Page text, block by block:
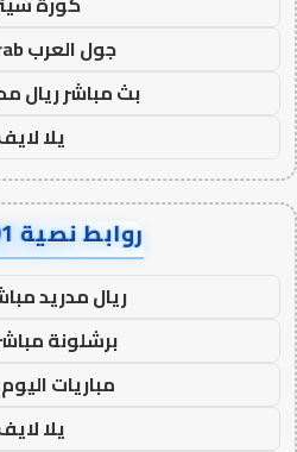
جول العرب goalarab
بث مباشر ريال
يلا
روابط نصية AA32801
ريال مدريد
برشلونة
مباريات
يلا